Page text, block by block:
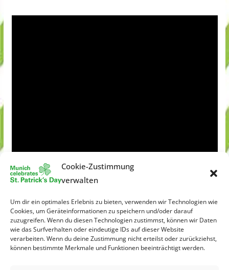
Cookie-Zustimmung
verwalten
Um dir ein optimales Erlebnis zu bieten, verwenden wir Technologien wie
Cookies, um Geräteinformationen zu speichern und/oder darauf
zuzugreifen. Wenn du diesen Technologien zustimmst, können wir Daten
wie das Surfverhalten oder eindeutige IDs auf dieser Website
verarbeiten. Wenn du deine Zustimmung nicht erteilst oder zurückziehst,
können bestimmte Merkmale und Funktionen beeinträchtigt werden.